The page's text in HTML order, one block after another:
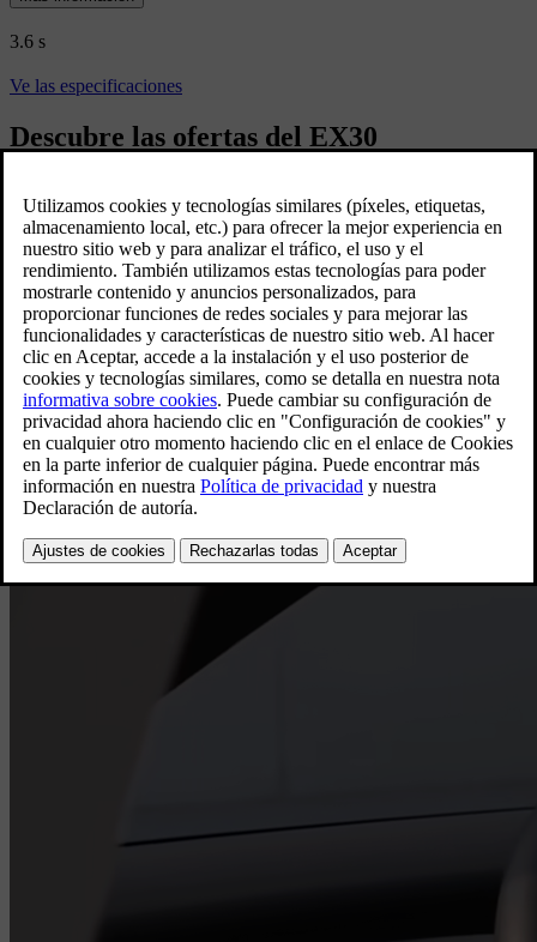
3.6 s
Ve las especificaciones
Descubre las ofertas del EX30
incluido*
Descubre las que mejor se ajusten a ti